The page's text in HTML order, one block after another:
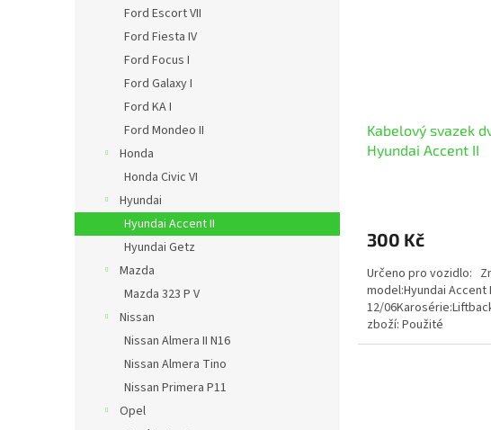
Ford Escort VII
Ford Fiesta IV
Ford Focus I
Ford Galaxy I
Ford KA I
Ford Mondeo II
Honda
Honda Civic VI
Hyundai
Hyundai Accent II
Hyundai Getz
Mazda
Mazda 323 P V
Nissan
Nissan Almera II N16
Nissan Almera Tino
Nissan Primera P11
Opel
Kabelový svazek
Hyundai Accent II
300 Kč
Určeno pro vozidlo:
model:Hyundai Accent
12/
zboží: Použité